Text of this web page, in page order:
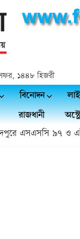
১৪৪৮ হিজরী
বিনোদন
রাজধানী
এসএসসি ৯৭ ও